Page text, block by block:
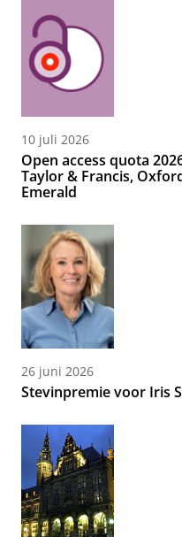
10 juli 2026
Open access quota
Taylor & Francis,
Emerald
26 juni 2026
Stevinpremie voor Iris